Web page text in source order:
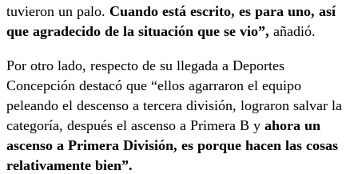
tuvieron un palo. Cuando está escrito, es para uno, así
que agradecido de la situación que se vio”, añadió.
Por otro lado, respecto de su llegada a Deportes
Concepción destacó que “ellos agarraron el equipo
peleando el descenso a tercera división, lograron salvar la
categoría, después el ascenso a Primera B y ahora un
ascenso a Primera División, es porque hacen las cosas
relativamente bien”.